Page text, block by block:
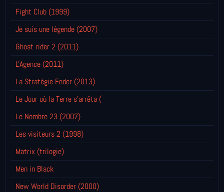
Fight Club (1999)
Je suis une légende (2007)
Ghost rider 2 (2011)
L'Agence (2011)
La Stratégie Ender (2013)
Le Jour où la Terre s'arrêta (
Le Nombre 23 (2007)
Les visiteurs 2 (1998)
Matrix (trilogie)
Men in Black
New World Disorder (2000)